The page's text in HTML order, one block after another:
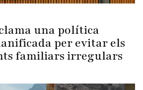
una política
per evitar els
familiars irregulars